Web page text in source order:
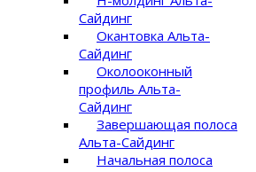
Сайдинг
Окантовка Альта-
Сайдинг
Околооконный
профиль Альта-
Сайдинг
Завершающая полоса
Альта-Сайдинг
Начальная полоса